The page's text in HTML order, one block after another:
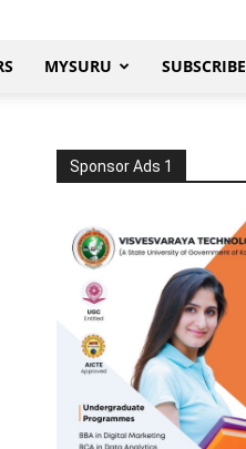
MYSURU SUBSCRIBE
Sponsor Ads 1